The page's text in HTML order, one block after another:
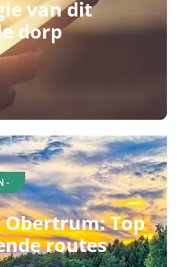
van dit
dorp
-
Top
routes